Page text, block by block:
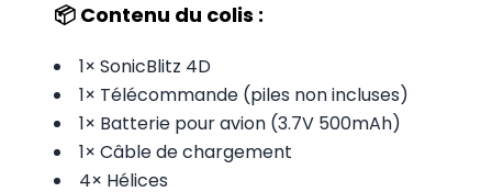
📦 Contenu du colis :
1× SonicBlitz 4D
1× Télécommande (piles non incluses)
1× Batterie pour avion (3.7V 500mAh)
1× Câble de chargement
4× Hélices